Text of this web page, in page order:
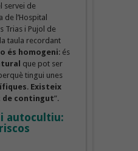
servei de
de l’Hospital
Trias i Pujol de
taula recordant
és homogeni: és
que pot ser
tingui unes
. Existeix
de contingut”.
autocultiu: